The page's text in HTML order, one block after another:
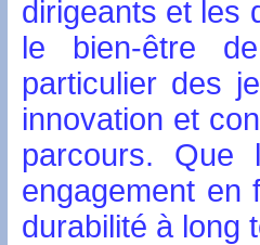
dirigeants et les
le bien-être
particulier des
innovation et
parcours. Que
engagement en
durabilité à long